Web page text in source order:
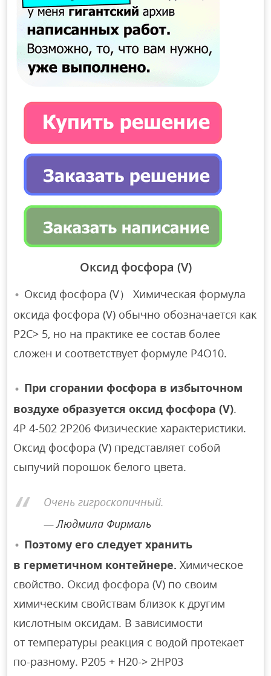
Оксид фосфора (V)
Оксид фосфора (V） Химическая формула
оксида фосфора (V) обычно обозначается как
P2C> 5, но на практике ее состав более
сложен и соответствует формуле P4O10.
При сгорании фосфора в избыточном
воздухе образуется оксид фосфора (V).
4Р 4-502 2P206 Физические характеристики.
Оксид фосфора (V) представляет собой
сыпучий порошок белого цвета.
Oчень гигроскопичный.
Людмила Фирмаль
Поэтому его следует хранить
в герметичном контейнере. Химическое
свойство. Оксид фосфора (V) по своим
химическим свойствам близок к другим
кислотным оксидам. В зависимости
от температуры реакция с водой протекает
по-разному. Р205 + Н20-> 2HP03